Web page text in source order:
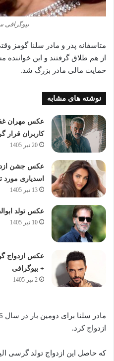
بیوگرافی
از هم طلاق گرفتند و این
حمایت مالی مادر بزرگ شد.
نوشته های مشابه
عکس مهران
کاربران قرار
20 تیر 1405
عکس جشن
اسدیاری
13 تیر 1405
عکس تولد
10 تیر 1405
عکس ازدواج
+ بیوگرافی
2 تیر 1405
ازدواج کرد.
که حاصل این ازدواج تولد گرسی